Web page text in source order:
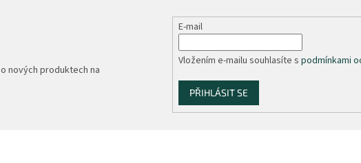
nových produktech na
E-mail
Vložením e-mailu souhlasíte spodmínkami
PŘIHLÁSIT SE